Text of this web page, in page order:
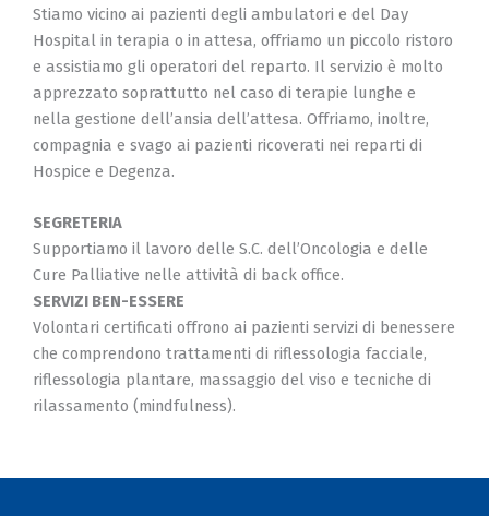
Stiamo vicino ai pazienti degli ambulatori e del Day
Hospital in terapia o in attesa, offriamo un piccolo ristoro
e assistiamo gli operatori del reparto. Il servizio è molto
apprezzato soprattutto nel caso di terapie lunghe e
nella gestione dell’ansia dell’attesa. Offriamo, inoltre,
compagnia e svago ai pazienti ricoverati nei reparti di
Hospice e Degenza.
SEGRETERIA
Supportiamo il lavoro delle S.C. dell’Oncologia e delle
Cure Palliative nelle attività di back office.
SERVIZI BEN-ESSERE
Volontari certificati offrono ai pazienti servizi di benessere
che comprendono trattamenti di riflessologia facciale,
riflessologia plantare, massaggio del viso e tecniche di
rilassamento (mindfulness).